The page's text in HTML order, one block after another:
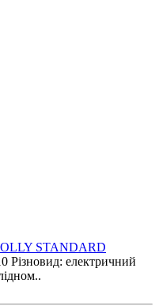
STANDARD
Різновид: електричний